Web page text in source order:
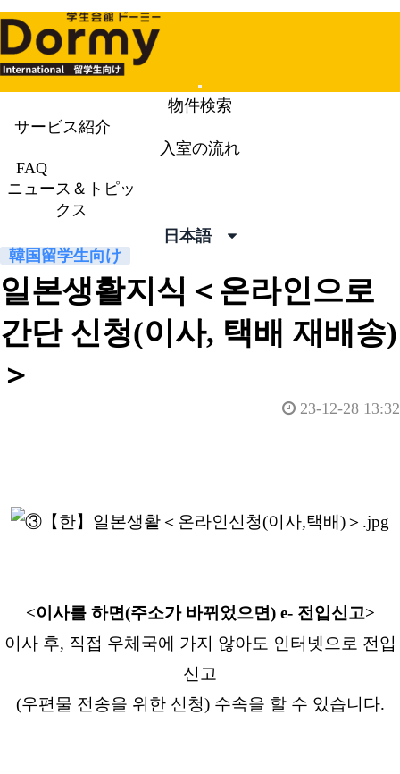
Mobile
Menu
物件検索
サービス紹介
入室の流れ
FAQ
ニュース＆トピッ
クス
日本語
ニュース＆トピックス
韓国留学生向け
일본생활지식＜온라인으로
간단 신청(이사, 택배 재배송)
＞
23-12-28 13:32
<이사를 하면(주소가 바뀌었으면) e- 전입신고>
이사 후, 직접 우체국에 가지 않아도 인터넷으로 전입
신고
(우편물 전송을 위한 신청) 수속을 할 수 있습니다.